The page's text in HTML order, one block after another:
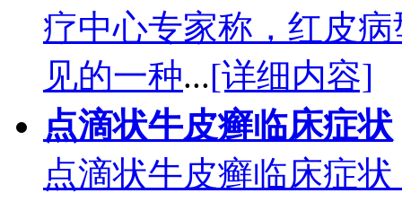
疗中心专家称，红皮
见的一种...[详细内容]
点滴状牛皮癣临床症状
点滴状牛皮癣临床症